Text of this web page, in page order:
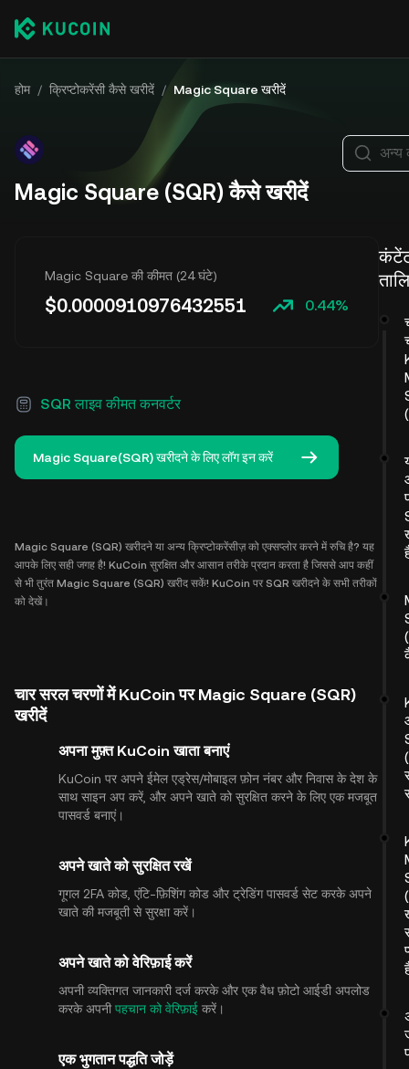
होम / क्रिप्टोकरेंसी कैसे खरीदें / Magic Square खरीदें
Magic Square (SQR) कैसे खरीदें
Magic Square की कीमत (24 घंटे)
$0.0000910976432551 0.44%
SQR लाइव कीमत कनवर्टर
Magic Square(SQR) खरीदने के लिए लॉग इन करें
Magic Square (SQR) खरीदने या अन्य क्रिप्टोकरेंसीज़ को एक्सप्लोर करने में रुचि है? यह
आपके लिए सही जगह है! KuCoin सुरक्षित और आसान तरीके प्रदान करता है जिससे आप कहीं
से भी तुरंत Magic Square (SQR) खरीद सकें! KuCoin पर SQR खरीदने के सभी तरीकों
को देखें।
चार सरल चरणों में KuCoin पर Magic Square (SQR)
खरीदें
अपना मुफ़्त KuCoin खाता बनाएं
KuCoin पर अपने ईमेल एड्रेस/मोबाइल फ़ोन नंबर और निवास के देश के
साथ साइन अप करें, और अपने खाते को सुरक्षित करने के लिए एक मजबूत
पासवर्ड बनाएं।
अपने खाते को सुरक्षित रखें
गूगल 2FA कोड, एंटि-फ़िशिंग कोड और ट्रेडिंग पासवर्ड सेट करके अपने
खाते की मजबूती से सुरक्षा करें।
अपने खाते को वेरिफ़ाई करें
अपनी व्यक्तिगत जानकारी दर्ज करके और एक वैध फ़ोटो आईडी अपलोड
करके अपनीपहचान को वेरिफ़ाई करें।
एक भुगतान पद्धति जोड़ें
अन्य